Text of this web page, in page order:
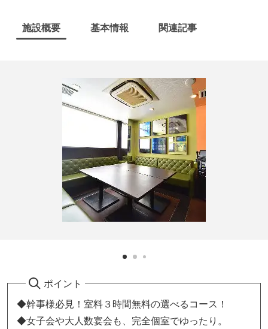
施設概要 基本情報 関連記事
ポイント
◆幹事様必見！室料３時間無料の選べるコース！
◆女子会や大人数宴会も、完全個室でゆったり。